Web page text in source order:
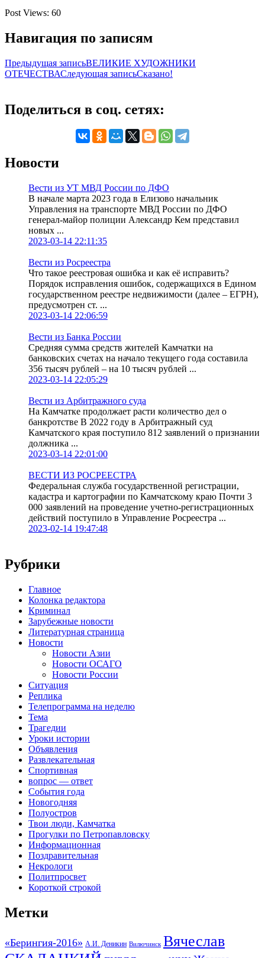
Post Views: 60
Навигация по записям
Предыдущая записьВЕЛИКИЕ ХУДОЖНИКИ
ОТЕЧЕСТВАСледующая записьСказано!
Поделиться в соц. сетях:
Новости
Вести из УТ МВД России по ДФО
В начале марта 2023 года в Елизово начальник
Управления на транспорте МВД России по ДФО
генерал-майор полиции Александр Кем представил
новых ...
2023-03-14 22:11:35
Вести из Росреестра
Что такое реестровая ошибка и как её исправить?
Порядок исправления ошибок, содержащихся в Едином
государственном реестре недвижимости (далее – ЕГРН),
предусмотрен ст. ...
2023-03-14 22:06:59
Вести из Банка России
Средняя сумма средств жителей Камчатки на
банковских счетах на начало текущего года составила
356 тысяч рублей – на 10 тысяч рублей ...
2023-03-14 22:05:29
Вести из Арбитражного суда
На Камчатке продолжает расти количество дел о
банкротстве В 2022 году в Арбитражный суд
Камчатского края поступило 812 заявлений о признании
должника ...
2023-03-14 22:01:00
ВЕСТИ ИЗ РОСРЕЕСТРА
Федеральная служба государственной регистрации,
кадастра и картографии по Камчатскому краю Почти 3
000 заявлений на проведение учетно-регистрационных
действий поступило в Управление Росреестра ...
2023-02-14 19:47:48
Рубрики
Главное
Колонка редактора
Криминал
Зарубежные новости
Литературная страница
Новости
Новости Азии
Новости ОСАГО
Новости России
Ситуация
Реплика
Телепрограмма на неделю
Тема
Трагедии
Уроки истории
Объявления
Развлекательная
Спортивная
вопрос — ответ
События года
Новогодняя
Полуостров
Твои люди, Камчатка
Прогулки по Петропавловску
Информационная
Поздравительная
Некрологи
Политпросвет
Короткой строкой
Метки
«Берингия-2016» А.И. Деникин Вилючинск Вячеслав